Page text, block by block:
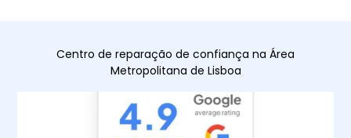
Centro de reparação de confiança na Área
Metropolitana de Lisboa